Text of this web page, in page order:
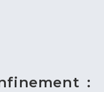
: